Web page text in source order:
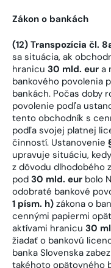
Zákon o bankách
(12) Transpozícia čl.
sa situácia, ak
hranicu 30 mld. eur a
bankového povolenia
bankách. Počas doby
povolenie podľa
tento obchodník s
podľa svojej platnej
činností. Ustanovenie
upravuje situáciu,
z dôvodu dlhodobého
pod 30 mld. eur bolo
odobraté bankové
1 písm. h) zákona o
cennými papiermi
aktívami hranicu 30
žiadať o bankovú
banka Slovenska
takéhoto opätovného